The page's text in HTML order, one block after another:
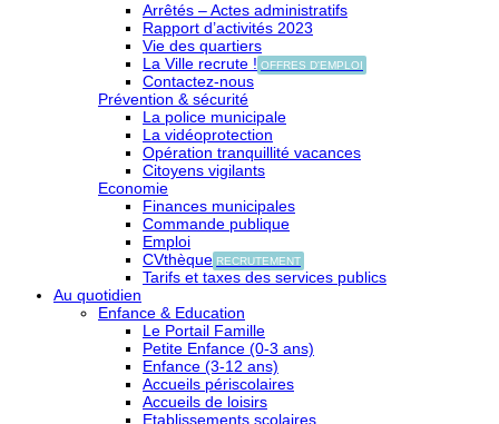
Arrêtés – Actes administratifs
Rapport d’activités 2023
Vie des quartiers
La Ville recrute ! OFFRES D'EMPLOI
Contactez-nous
Prévention & sécurité
La police municipale
La vidéoprotection
Opération tranquillité vacances
Citoyens vigilants
Economie
Finances municipales
Commande publique
Emploi
CVthèque RECRUTEMENT
Tarifs et taxes des services publics
Au quotidien
Enfance & Education
Le Portail Famille
Petite Enfance (0-3 ans)
Enfance (3-12 ans)
Accueils périscolaires
Accueils de loisirs
Etablissements scolaires